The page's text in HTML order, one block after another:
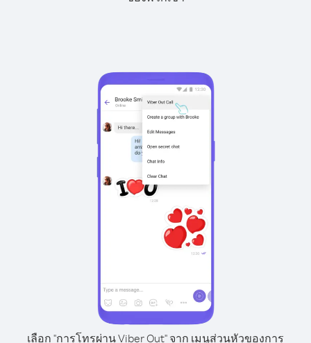
เลือก "การโทรผ่าน Viber Out" จาก เมนูส่วนหัวของการ